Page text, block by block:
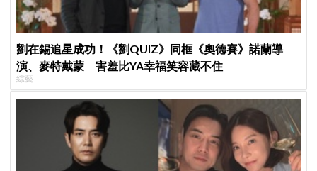
劉在錫追星成功！《劉QUIZ》同框《奧德賽》諾蘭導
演、麥特戴蒙 害羞比YA幸福笑容藏不住
綜藝